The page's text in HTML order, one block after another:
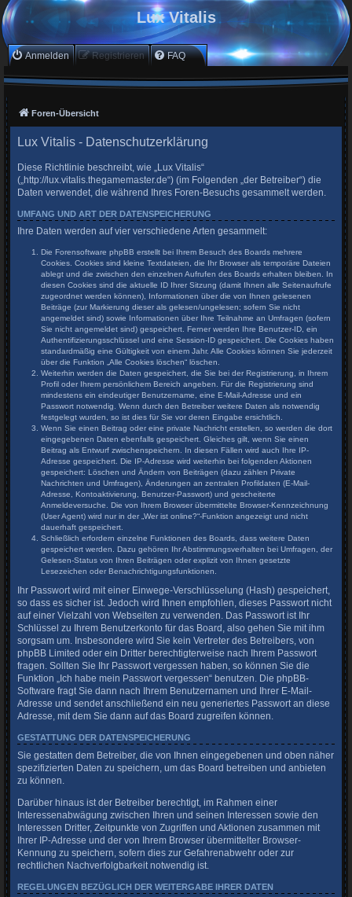
Lux Vitalis
Anmelden Registrieren FAQ
Foren-Übersicht
Lux Vitalis - Datenschutzerklärung
Diese Richtlinie beschreibt, wie „Lux Vitalis“
(„http://lux.vitalis.thegamemaster.de“) (im Folgenden „der Betreiber“) die
Daten verwendet, die während Ihres Foren-Besuchs gesammelt werden.
UMFANG UND ART DER DATENSPEICHERUNG
Ihre Daten werden auf vier verschiedene Arten gesammelt:
Die Forensoftware phpBB erstellt bei Ihrem Besuch des Boards mehrere
Cookies. Cookies sind kleine Textdateien, die Ihr Browser als temporäre Dateien
ablegt und die zwischen den einzelnen Aufrufen des Boards erhalten bleiben. In
diesen Cookies sind die aktuelle ID Ihrer Sitzung (damit Ihnen alle Seitenaufrufe
zugeordnet werden können), Informationen über die von Ihnen gelesenen
Beiträge (zur Markierung dieser als gelesen/ungelesen; sofern Sie nicht
angemeldet sind) sowie Informationen über Ihre Teilnahme an Umfragen (sofern
Sie nicht angemeldet sind) gespeichert. Ferner werden Ihre Benutzer-ID, ein
Authentifizierungsschlüssel und eine Session-ID gespeichert. Die Cookies haben
standardmäßig eine Gültigkeit von einem Jahr. Alle Cookies können Sie jederzeit
über die Funktion „Alle Cookies löschen“ löschen.
Weiterhin werden die Daten gespeichert, die Sie bei der Registrierung, in Ihrem
Profil oder Ihrem persönlichem Bereich angeben. Für die Registrierung sind
mindestens ein eindeutiger Benutzername, eine E-Mail-Adresse und ein
Passwort notwendig. Wenn durch den Betreiber weitere Daten als notwendig
festgelegt wurden, so ist dies für Sie vor deren Eingabe ersichtlich.
Wenn Sie einen Beitrag oder eine private Nachricht erstellen, so werden die dort
eingegebenen Daten ebenfalls gespeichert. Gleiches gilt, wenn Sie einen
Beitrag als Entwurf zwischenspeichern. In diesen Fällen wird auch Ihre IP-
Adresse gespeichert. Die IP-Adresse wird weiterhin bei folgenden Aktionen
gespeichert: Löschen und Ändern von Beiträgen (dazu zählen Private
Nachrichten und Umfragen), Änderungen an zentralen Profildaten (E-Mail-
Adresse, Kontoaktivierung, Benutzer-Passwort) und gescheiterte
Anmeldeversuche. Die von Ihrem Browser übermittelte Browser-Kennzeichnung
(User Agent) wird nur in der „Wer ist online?“-Funktion angezeigt und nicht
dauerhaft gespeichert.
Schließlich erfordern einzelne Funktionen des Boards, dass weitere Daten
gespeichert werden. Dazu gehören Ihr Abstimmungsverhalten bei Umfragen, der
Gelesen-Status von Ihren Beiträgen oder explizit von Ihnen gesetzte
Lesezeichen oder Benachrichtigungsfunktionen.
Ihr Passwort wird mit einer Einwege-Verschlüsselung (Hash) gespeichert,
so dass es sicher ist. Jedoch wird Ihnen empfohlen, dieses Passwort nicht
auf einer Vielzahl von Webseiten zu verwenden. Das Passwort ist Ihr
Schlüssel zu Ihrem Benutzerkonto für das Board, also gehen Sie mit ihm
sorgsam um. Insbesondere wird Sie kein Vertreter des Betreibers, von
phpBB Limited oder ein Dritter berechtigterweise nach Ihrem Passwort
fragen. Sollten Sie Ihr Passwort vergessen haben, so können Sie die
Funktion „Ich habe mein Passwort vergessen“ benutzen. Die phpBB-
Software fragt Sie dann nach Ihrem Benutzernamen und Ihrer E-Mail-
Adresse und sendet anschließend ein neu generiertes Passwort an diese
Adresse, mit dem Sie dann auf das Board zugreifen können.
GESTATTUNG DER DATENSPEICHERUNG
Sie gestatten dem Betreiber, die von Ihnen eingegebenen und oben näher
spezifizierten Daten zu speichern, um das Board betreiben und anbieten
zu können.
Darüber hinaus ist der Betreiber berechtigt, im Rahmen einer
Interessenabwägung zwischen Ihren und seinen Interessen sowie den
Interessen Dritter, Zeitpunkte von Zugriffen und Aktionen zusammen mit
Ihrer IP-Adresse und der von Ihrem Browser übermittelter Browser-
Kennung zu speichern, sofern dies zur Gefahrenabwehr oder zur
rechtlichen Nachverfolgbarkeit notwendig ist.
REGELUNGEN BEZÜGLICH DER WEITERGABE IHRER DATEN